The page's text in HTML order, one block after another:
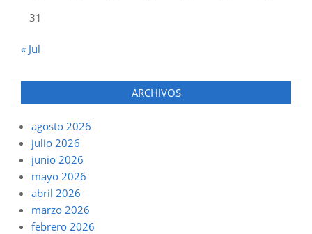
31
« Jul
ARCHIVOS
agosto 2026
julio 2026
junio 2026
mayo 2026
abril 2026
marzo 2026
febrero 2026